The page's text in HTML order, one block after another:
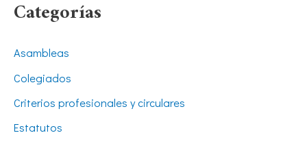
Categorías
Asambleas
Colegiados
Criterios profesionales y circulares
Estatutos